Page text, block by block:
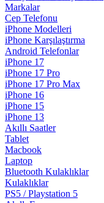
Markalar
Cep Telefonu
iPhone Modelleri
iPhone Karşılaştırma
Android Telefonlar
iPhone 17
iPhone 17 Pro
iPhone 17 Pro Max
iPhone 16
iPhone 15
iPhone 13
Akıllı Saatler
Tablet
Macbook
Laptop
Bluetooth Kulaklıklar
Kulaklıklar
PS5 / Playstation 5